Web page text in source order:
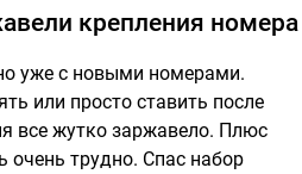
крепления номера
уже с новыми номерами.
или просто ставить после
все жутко заржавело. Плюс
трудно. Спас набор